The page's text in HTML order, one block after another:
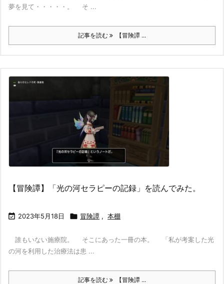
夢を見て・・・・・。 そ ...
記事を読む 【冒険譚 ...
【冒険譚】「光の河セラピーの記録」を読んでみた。
 2023年5月18日  冒険譚 , 本棚
誰もいない施療院。 そこにあった一冊の本。 「私が考案した光
の河を利用した治療法は患 ...
記事を読む 【冒険譚 ...